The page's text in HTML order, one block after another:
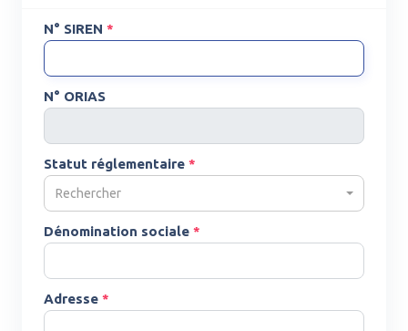
N° SIREN *
N° ORIAS
Statut réglementaire *
Rechercher
Dénomination sociale *
Adresse *